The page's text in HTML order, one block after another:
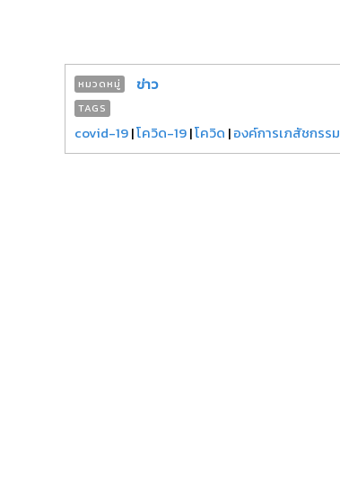
หมวดหมู่ ข่าว
TAGS
covid-19|โควิด-19|โควิด |องค์การเภสัชกรรม